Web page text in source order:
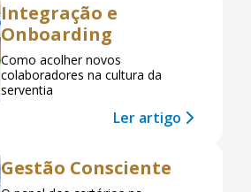
Integração e
Onboarding
Como acolher novos
colaboradores na cultura da
serventia
Ler artigo
Gestão Consciente